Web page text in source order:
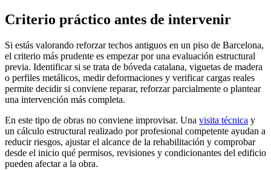
Criterio práctico antes de intervenir
Si estás valorando reforzar techos antiguos en un piso de Barcelona,
el criterio más prudente es empezar por una evaluación estructural
previa. Identificar si se trata de bóveda catalana, viguetas de madera
o perfiles metálicos, medir deformaciones y verificar cargas reales
permite decidir si conviene reparar, reforzar parcialmente o plantear
una intervención más completa.
En este tipo de obras no conviene improvisar. Una visita técnica y
un cálculo estructural realizado por profesional competente ayudan a
reducir riesgos, ajustar el alcance de la rehabilitación y comprobar
desde el inicio qué permisos, revisiones y condicionantes del edificio
pueden afectar a la obra.